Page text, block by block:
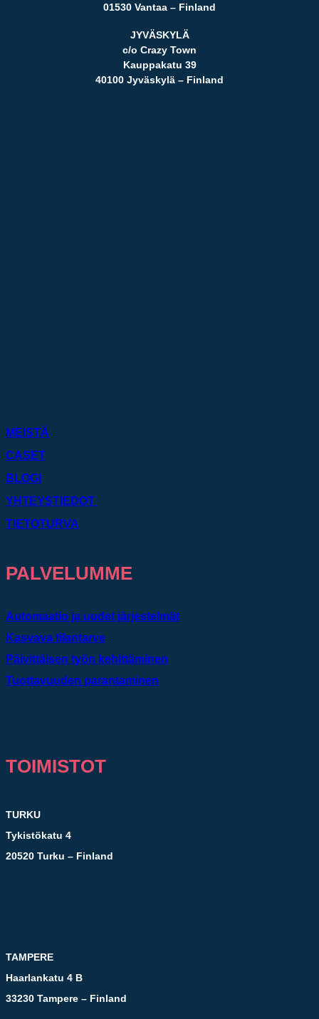
01530 Vantaa – Finland
JYVÄSKYLÄ
c/o Crazy Town
Kauppakatu 39
40100 Jyväskylä – Finland
MEISTÄ
CASET
BLOGI
YHTEYSTIEDOT
TIETOTURVA
PALVELUMME
Automaatio ja uudet järjestelmät
Kasvava tilantarve
Päivittäisen työn kehittäminen
Tuottavuuden parantaminen
TOIMISTOT
TURKU
Tykistökatu 4
20520 Turku – Finland
TAMPERE
Haarlankatu 4 B
33230 Tampere – Finland